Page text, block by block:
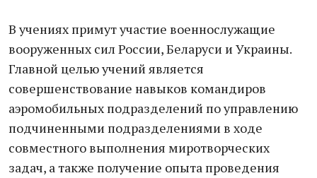
В учениях примут участие военнослужащие
вооруженных сил России, Беларуси и Украины.
Главной целью учений является
совершенствование навыков командиров
аэромобильных подразделений по управлению
подчиненными подразделениями в ходе
совместного выполнения миротворческих
задач, а также получение опыта проведения